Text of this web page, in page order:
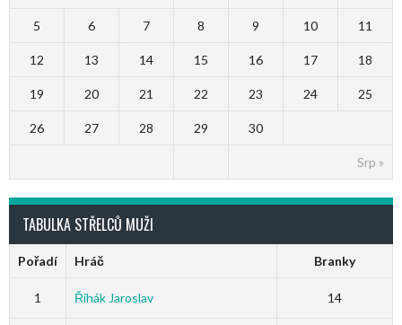
Srp »
5 6 7 8 9 10 11
12 13 14 15 16 17 18
19 20 21 22 23 24 25
26 27 28 29 30
TABULKA STŘELCŮ MUŽI
Pořadí Hráč Branky
1 Řihák Jaroslav 14